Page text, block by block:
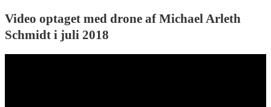
Video optaget med drone af Michael Arleth
Schmidt i juli 2018